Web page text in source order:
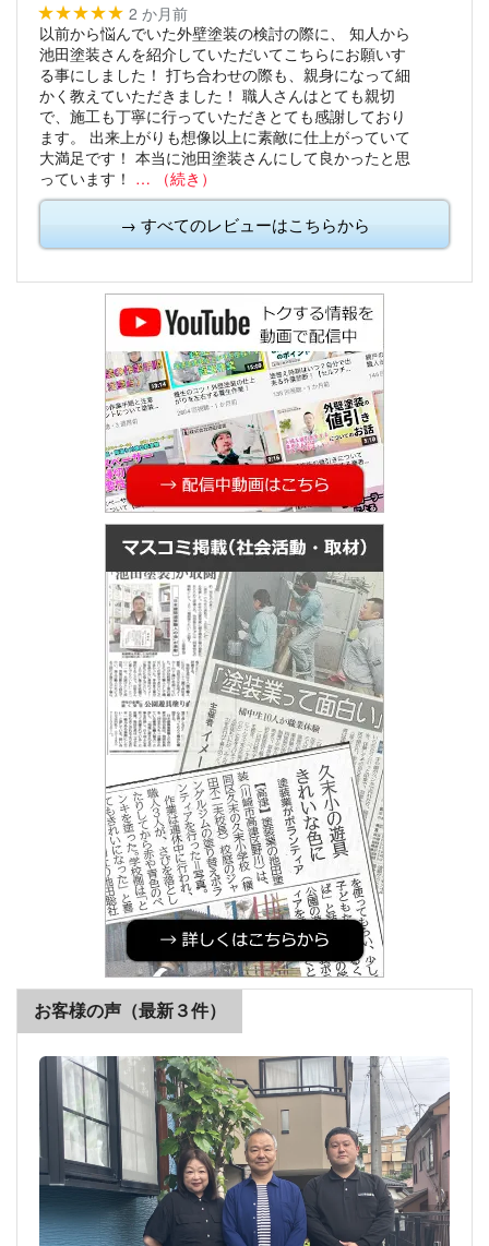
★★★★★ 2 か月前
以前から悩んでいた外壁塗装の検討の際に、
知人から
池田塗装さんを紹介していただいてこちらにお願いす
る事にしました！ 打ち合わせの際も、親身になって細
かく教えていただきました！ 職人さんはとても親切
で、施工も丁寧に行っていただきとても感謝しており
ます。
出来上がりも想像以上に素敵に仕上がっていて
大満足です！ 本当に池田塗装さんにして良かったと思
っています！ … （続き）
→ すべてのレビューはこちらから
お客様の声（最新３件）